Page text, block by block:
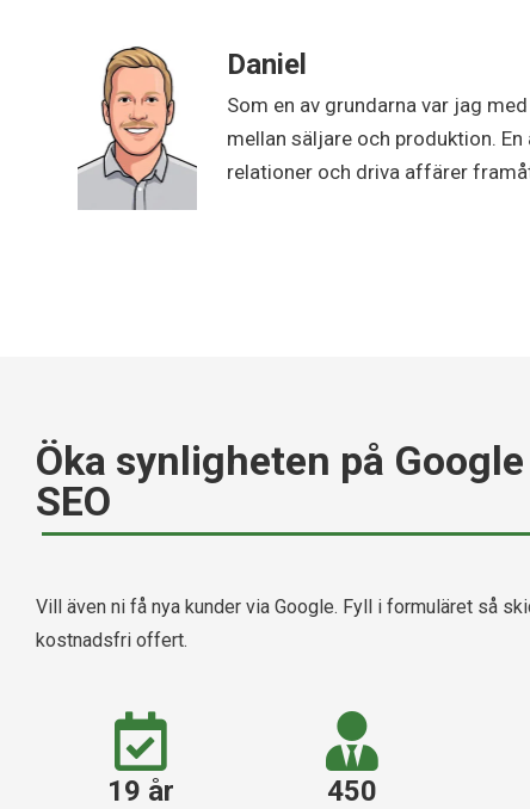
Daniel
Som en av grundarna var jag
mellan säljare och produktion.
relationer och driva affärer
Öka synligheten på
SEO
Vill även ni få nya kunder via Google. Fyll i formuläret så
kostnadsfri offert.
19 år 450